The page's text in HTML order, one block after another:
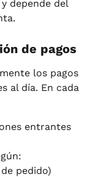
depende del
de pagos
los pagos
al día. En cada
entrantes
pedido)